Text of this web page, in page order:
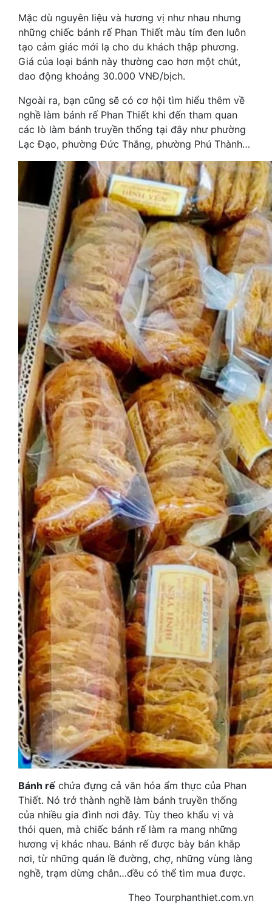
Mặc dù nguyên liệu và hương vị như nhau nhưng
những chiếc bánh rế Phan Thiết màu tím đen luôn
tạo cảm giác mới lạ cho du khách thập phương.
Giá của loại bánh này thường cao hơn một chút,
dao động khoảng 30.000 VNĐ/bịch.
Ngoài ra, bạn cũng sẽ có cơ hội tìm hiểu thêm về
nghề làm bánh rế Phan Thiết khi đến tham quan
các lò làm bánh truyền thống tại đây như phường
Lạc Đạo, phường Đức Thắng, phường Phú Thành…
Bánh rế chứa đựng cả văn hóa ẩm thực của Phan
Thiết. Nó trở thành nghề làm bánh truyền thống
của nhiều gia đình nơi đây. Tùy theo khẩu vị và
thói quen, mà chiếc bánh rế làm ra mang những
hương vị khác nhau. Bánh rế được bày bán khắp
nơi, từ những quán lề đường, chợ, những vùng làng
nghề, trạm dừng chân…đều có thể tìm mua được.
Theo Tourphanthiet.com.vn